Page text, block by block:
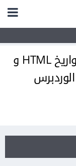
كيفية ضبط محاذاة التواريخ HTML و